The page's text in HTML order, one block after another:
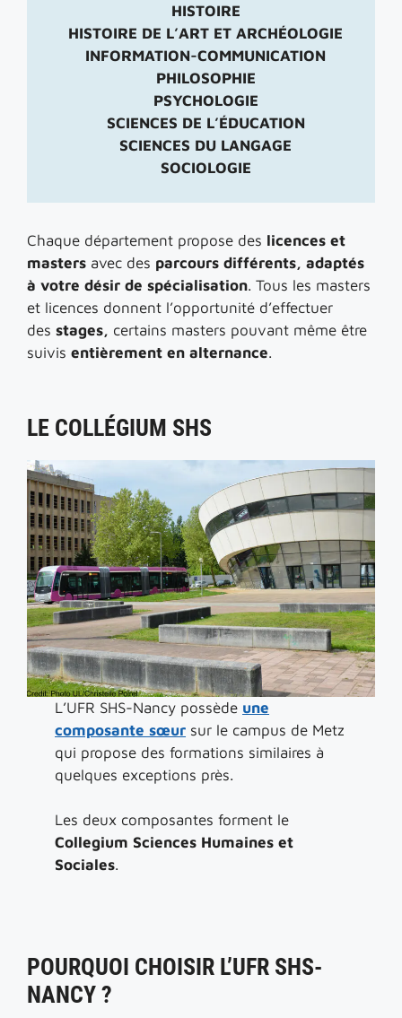
HISTOIRE
HISTOIRE DE L’ART ET ARCHÉOLOGIE
INFORMATION-COMMUNICATION
PHILOSOPHIE
PSYCHOLOGIE
SCIENCES DE L’ÉDUCATION
SCIENCES DU LANGAGE
SOCIOLOGIE
Chaque département propose des licences et
masters avec des parcours différents, adaptés
à votre désir de spécialisation. Tous les masters
et licences donnent l’opportunité d’effectuer
des stages, certains masters pouvant même être
suivis entièrement en alternance.
LE COLLÉGIUM SHS
L’UFR SHS-Nancy possède une
composante sœur sur le campus de Metz
qui propose des formations similaires à
quelques exceptions près.
Les deux composantes forment le
Collegium Sciences Humaines et
Sociales.
POURQUOI CHOISIR L’UFR SHS-
NANCY ?